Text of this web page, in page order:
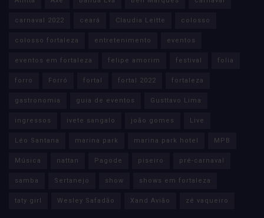
carnaval 2022 ceará Claudia Leitte colosso
colosso fortaleza entretenimento eventos
eventos em fortaleza felipe amorim festival folia
forro Forró fortal fortal 2022 fortaleza
gastronomia guia de eventos Gusttavo Lima
ingressos ivete sangalo joão gomes Live
Léo Santana marina park marina park hotel MPB
Música nattan Pagode piseiro pré-carnaval
samba Sertanejo show shows em fortaleza
taty girl Wesley Safadão Xand Avião zé vaqueiro